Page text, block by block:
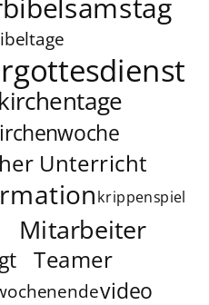
Unterricht
krippenspiel
Mitarbeiter
Teamer
video